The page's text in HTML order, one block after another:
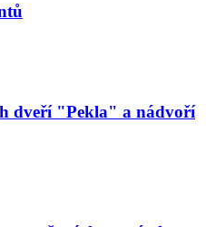
dveří "Pekla" a nádvoří